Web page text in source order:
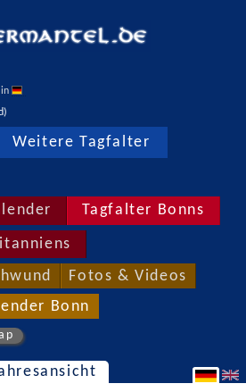
Weitere Tagfalter
Tagfalter Bonns
Fotos & Videos
Bonn